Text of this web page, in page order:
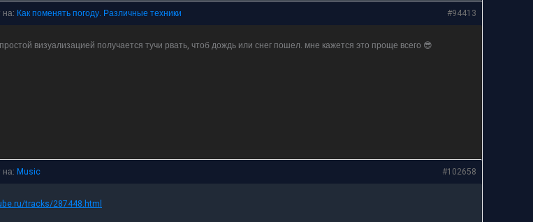
на: Как поменять погоду. Различные техники #94413
визуализацией получается тучи рвать, чтоб дождь или снег пошел. мне кажется это проще всего 😎
на: Music #102658
tracks/287448.html